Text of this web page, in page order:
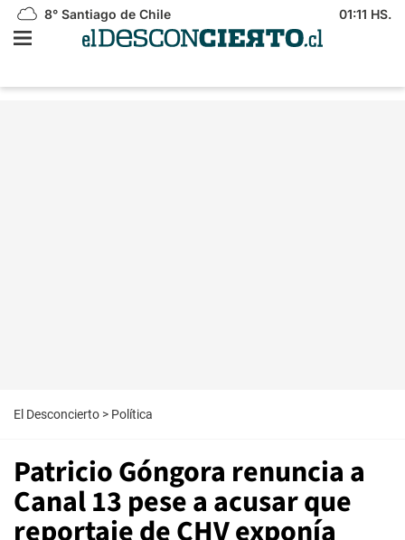
8° Santiago de Chile 01:11 HS.
El Desconcierto > Política
Patricio Góngora renuncia a
Canal 13 pese a acusar que